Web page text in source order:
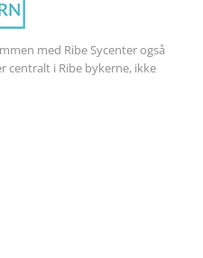
med Ribe Sycenter også
centralt i Ribe bykerne, ikke